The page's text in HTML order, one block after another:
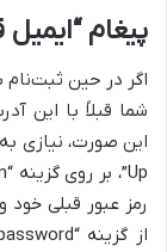
پیغام
اگر در حین
شما قبلاً با این
رمز عبور قبلی خود